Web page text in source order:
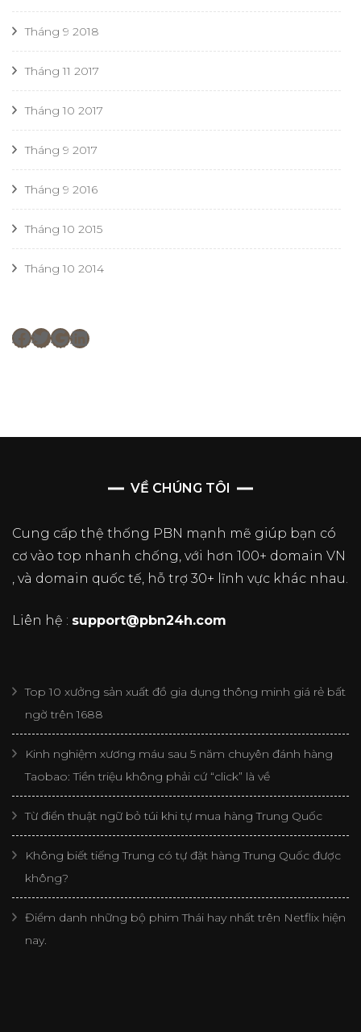
Tháng 9 2018
Tháng 11 2017
Tháng 10 2017
Tháng 9 2017
Tháng 9 2016
Tháng 10 2015
Tháng 10 2014
Facebook
Twitter
Google
LinkedIn
VỀ CHÚNG TÔI
Cung cấp thệ thống PBN mạnh mẽ giúp bạn có
cơ vào top nhanh chống, với hơn 100+ domain VN
, và domain quốc tế, hỗ trợ 30+ lĩnh vực khác nhau.
Liên hệ : support@pbn24h.com
Top 10 xưởng sản xuất đồ gia dụng thông minh giá rẻ bất
ngờ trên 1688
Kinh nghiệm xương máu sau 5 năm chuyên đánh hàng
Taobao: Tiền triệu không phải cứ “click” là về
Từ điển thuật ngữ bỏ túi khi tự mua hàng Trung Quốc
Không biết tiếng Trung có tự đặt hàng Trung Quốc được
không?
Điểm danh những bộ phim Thái hay nhất trên Netflix hiện
nay.